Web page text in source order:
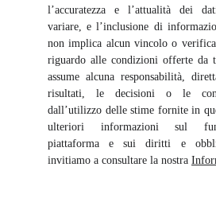
l’accuratezza e l’attualità dei
variare, e l’inclusione di
non implica alcun vincolo o
riguardo alle condizioni offerte da
assume alcuna responsabilità,
risultati, le decisioni o le
dall’utilizzo delle stime fornite in
ulteriori informazioni sul
piattaforma e sui diritti e
invitiamo a consultare la nostra